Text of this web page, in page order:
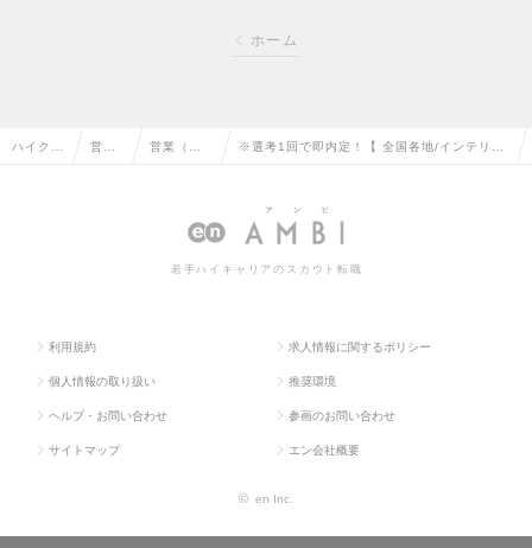
ホーム
ハイクラ 営業 営業（個 ※選考1回で即内定！【 全国各地/インテリア
制の求人情報
若手ハイキャリアのスカウト転職
利用規約 求人情報に関するポリシー
個人情報の取り扱い 推奨環境
ヘルプ・お問い合わせ 参画のお問い合わせ
サイトマップ エン会社概要
© en Inc.